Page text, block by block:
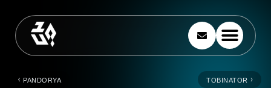
‹ PANDORYA ›
TOBINATOR